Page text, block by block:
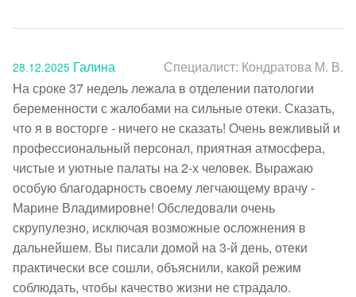
28.12.2025 Галина Специалист: Кондратова М. В.
На сроке 37 недель лежала в отделении патологии
беременности с жалобами на сильные отеки. Сказать,
что я в восторге - ничего не сказать! Очень вежливый и
профессиональный персонал, приятная атмосфера,
чистые и уютные палаты на 2-х человек. Выражаю
особую благодарность своему легчающему врачу -
Марине Владимировне! Обследовали очень
скрупулезно, исключая возможные осложнения в
дальнейшем. Вы писали домой на 3-й день, отеки
практически все сошли, объяснили, какой режим
соблюдать, чтобы качество жизни не страдало.